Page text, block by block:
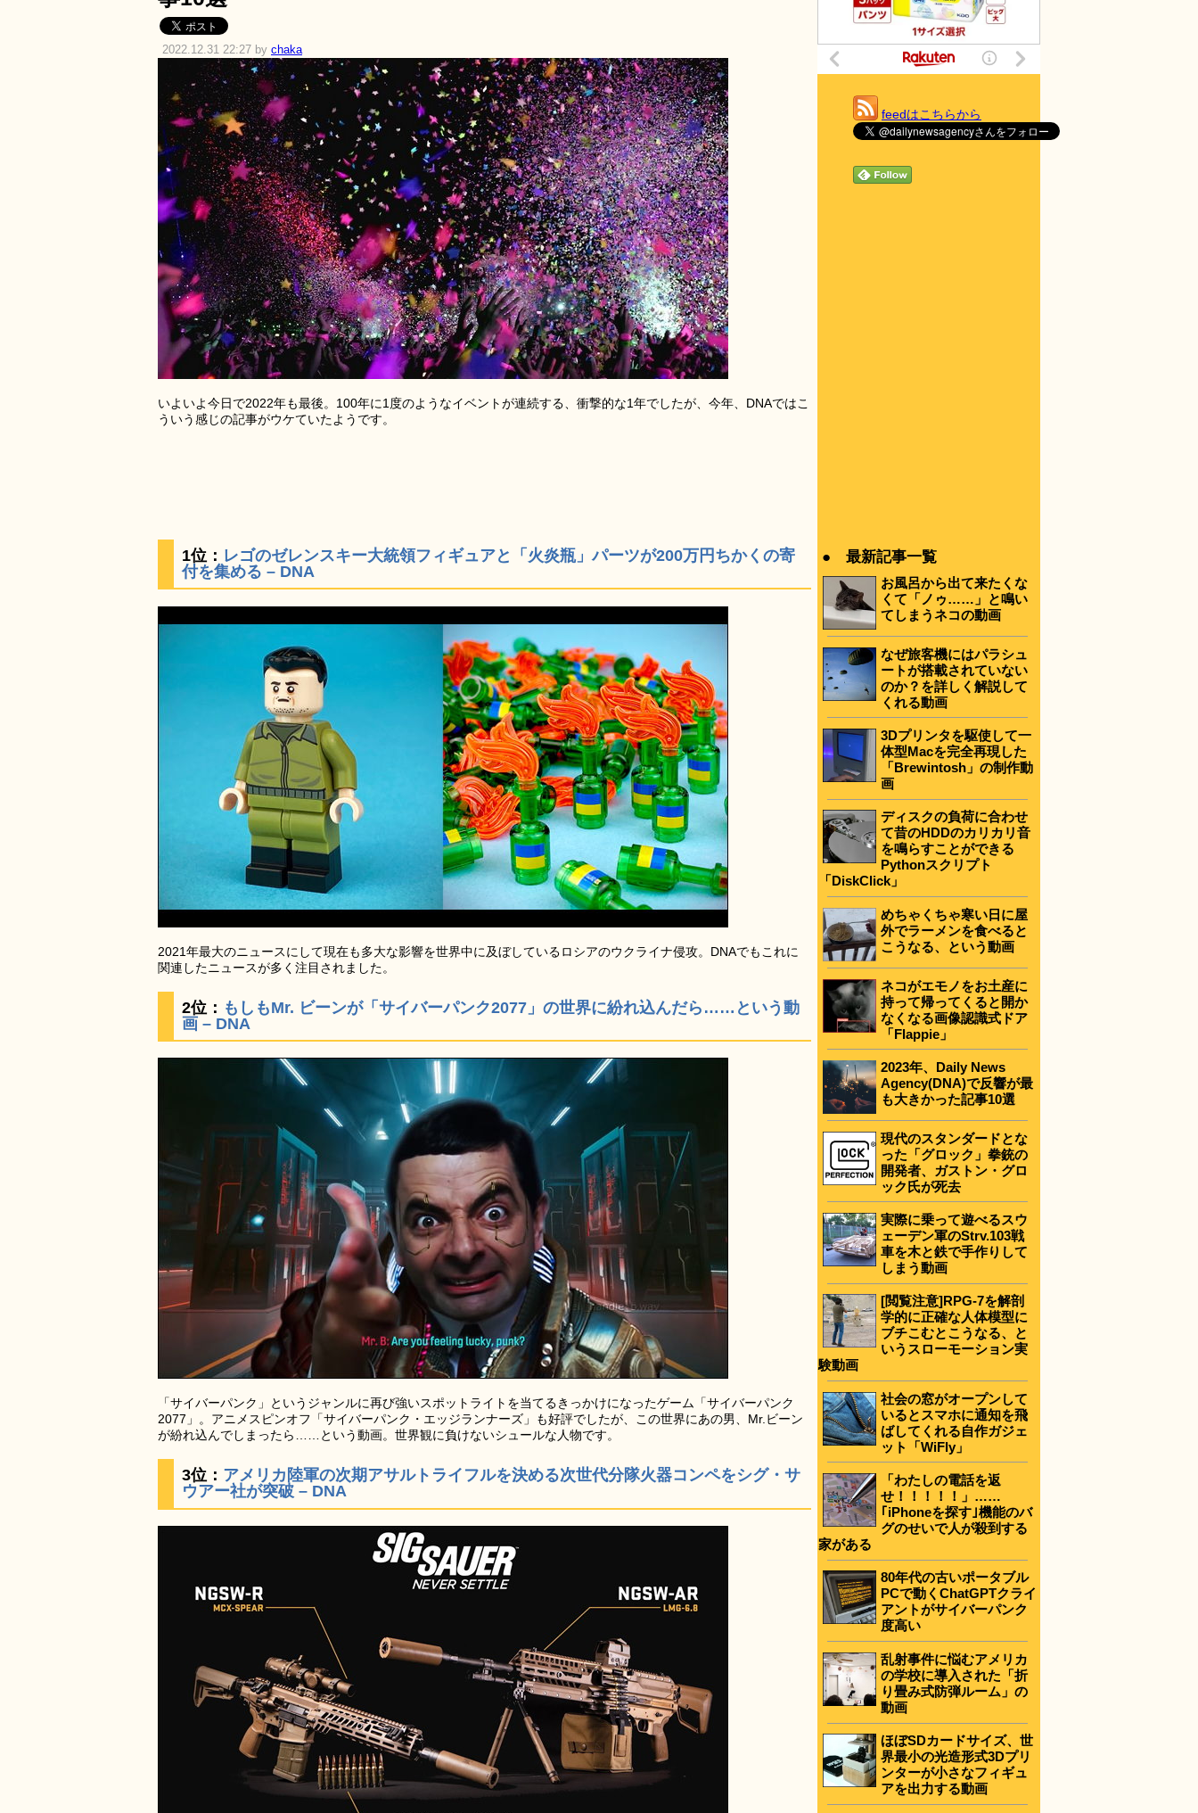
2022.12.31 22:27 by chaka
いよいよ今日で2022年も最後。100年に1度のようなイベントが連続する、衝撃的な1年でしたが、今年、DNAではこ
ういう感じの記事がウケていたようです。
1位： レゴのゼレンスキー大統領フィギュアと「火炎瓶」パーツが200万円ちかくの寄
付を集める – DNA
2021年最大のニュースにして現在も多大な影響を世界中に及ぼしているロシアのウクライナ侵攻。DNAでもこれに
関連したニュースが多く注目されました。
2位： もしもMr. ビーンが「サイバーパンク2077」の世界に紛れ込んだら……という動
画 – DNA
「サイバーパンク」というジャンルに再び強いスポットライトを当てるきっかけになったゲーム「サイバーパンク
2077」。アニメスピンオフ「サイバーパンク・エッジランナーズ」も好評でしたが、この世界にあの男、Mr.ビーン
が紛れ込んでしまったら……という動画。世界観に負けないシュールな人物です。
3位： アメリカ陸軍の次期アサルトライフルを決める次世代分隊火器コンペをシグ・サ
ウアー社が突破 – DNA
feedはこちらから
● 最新記事一覧
お風呂から出て来たくな
くて「ノゥ……」と鳴い
てしまうネコの動画
なぜ旅客機にはパラシュ
ートが搭載されていない
のか？を詳しく解説して
くれる動画
3Dプリンタを駆使して一
体型Macを完全再現した
「Brewintosh」の制作動
画
ディスクの負荷に合わせ
て昔のHDDのカリカリ音
を鳴らすことができる
Pythonスクリプト
「DiskClick」
めちゃくちゃ寒い日に屋
外でラーメンを食べると
こうなる、という動画
ネコがエモノをお土産に
持って帰ってくると開か
なくなる画像認識式ドア
「Flappie」
2023年、Daily News
Agency(DNA)で反響が最
も大きかった記事10選
現代のスタンダードとな
った「グロック」拳銃の
開発者、ガストン・グロ
ック氏が死去
実際に乗って遊べるスウ
ェーデン軍のStrv.103戦
車を木と鉄で手作りして
しまう動画
[閲覧注意]RPG-7を解剖
学的に正確な人体模型に
ブチこむとこうなる、と
いうスローモーション実
験動画
社会の窓がオープンして
いるとスマホに通知を飛
ばしてくれる自作ガジェ
ット「WiFly」
「わたしの電話を返
せ！！！！！」……
｢iPhoneを探す｣機能のバ
グのせいで人が殺到する
家がある
80年代の古いポータブル
PCで動くChatGPTクライ
アントがサイバーパンク
度高い
乱射事件に悩むアメリカ
の学校に導入された「折
り畳み式防弾ルーム」の
動画
ほぼSDカードサイズ、世
界最小の光造形式3Dプリ
ンターが小さなフィギュ
アを出力する動画